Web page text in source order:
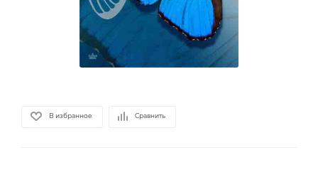
В избранное Сравнить